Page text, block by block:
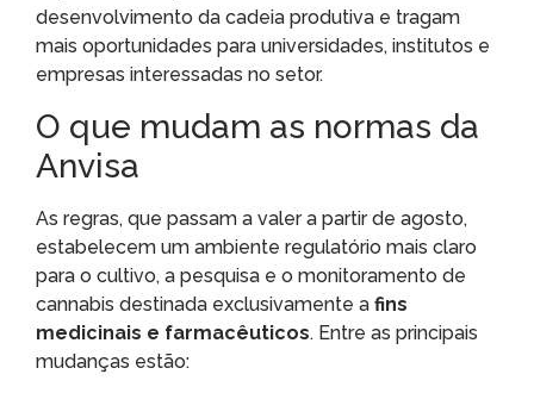
desenvolvimento da cadeia produtiva e tragam
mais oportunidades para universidades, institutos e
empresas interessadas no setor.
O que mudam as normas da
Anvisa
As regras, que passam a valer a partir de agosto,
estabelecem um ambiente regulatório mais claro
para o cultivo, a pesquisa e o monitoramento de
cannabis destinada exclusivamente a fins
medicinais e farmacêuticos. Entre as principais
mudanças estão: